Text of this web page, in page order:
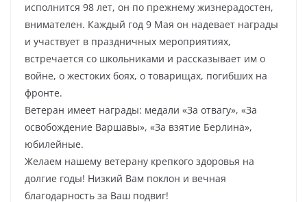
исполнится 98 лет, он по прежнему жизнерадостен,
внимателен. Каждый год 9 Мая он надевает награды
и участвует в праздничных мероприятиях,
встречается со школьниками и рассказывает им о
войне, о жестоких боях, о товарищах, погибших на
фронте.
Ветеран имеет награды: медали «За отвагу», «За
освобождение Варшавы», «За взятие Берлина»,
юбилейные.
Желаем нашему ветерану крепкого здоровья на
долгие годы! Низкий Вам поклон и вечная
благодарность за Ваш подвиг!